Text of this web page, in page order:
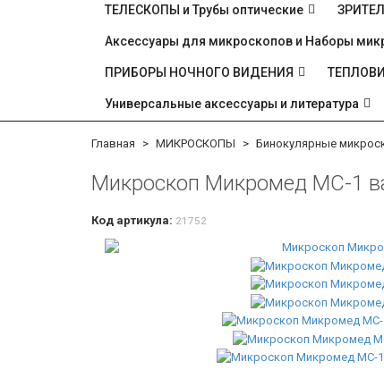
ТЕЛЕСКОПЫ и Трубы оптические
Аксессуары для микроскопов и Наборы
ПРИБОРЫ НОЧНОГО ВИДЕНИЯ
Универсальные аксессуары и литература
Главная МИКРОСКОПЫ Бинокулярные
Микроскоп Микромед МС-1
Код артикула: 21752